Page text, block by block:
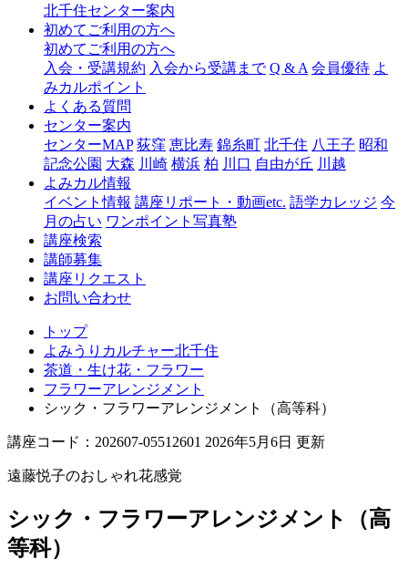
ャ
千
北千住センター案内
初めてご利用の方へ
初めてご利用の方へ
入会・受講規約 入会から受講まで Q & A 会員優待 よ
みカルポイント
よくある質問
センター案内
センターMAP 荻窪 恵比寿 錦糸町 北千住 八王子 昭和
記念公園 大森 川崎 横浜 柏 川口 自由が丘 川越
よみカル情報
イベント情報 講座リポート・動画etc. 語学カレッジ 今
月の占い ワンポイント写真塾
講座検索
講師募集
講座リクエスト
お問い合わせ
トップ
よみうりカルチャー北千住
茶道・生け花・フラワー
フラワーアレンジメント
シック・フラワーアレンジメント（高等科）
講座コード：202607-05512601 2026年5月6日 更新
遠藤悦子のおしゃれ花感覚
シック・フラワーアレンジメント（高
等科）